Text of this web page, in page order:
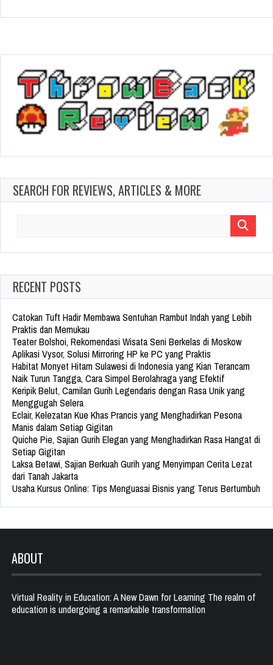
SEARCH FOR REVIEWS, ARTICLES & MORE
RECENT POSTS
Catokan Tuft Hadir Membawa Sentuhan Rambut Indah yang Lebih
Praktis dan Memukau
Teater Bolshoi, Rekomendasi Wisata Seni Berkelas di Moskow
Aplikasi Vysor, Solusi Mirroring HP ke PC yang Praktis
Habitat Monyet Hitam Sulawesi di Indonesia yang Kian Terancam
Naik Turun Tangga, Cara Simpel Berolahraga yang Efektif
Keripik Belut, Camilan Gurih Legendaris dengan Rasa Unik yang
Menggugah Selera
Eclair, Kelezatan Kue Khas Prancis yang Menghadirkan Pesona
Manis dalam Setiap Gigitan
Quiche Pie, Sajian Gurih Elegan yang Menghadirkan Rasa Hangat di
Setiap Gigitan
Laksa Betawi, Sajian Berkuah Gurih yang Menyimpan Cerita Lezat
dari Tanah Jakarta
Usaha Kursus Online: Tips Menguasai Bisnis yang Terus Bertumbuh
ABOUT
Virtual Reality in Education: A New Dawn for Learning The realm of
education is undergoing a remarkable transformation